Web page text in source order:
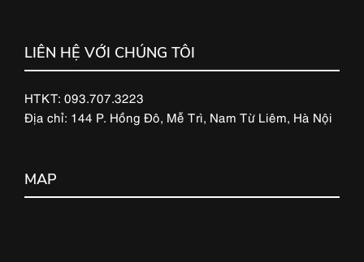
LIÊN HỆ VỚI CHÚNG TÔI
HTKT: 093.707.3223
Địa chỉ: 144 P. Hồng Đô, Mễ Trì, Nam Từ Liêm, Hà Nội
MAP